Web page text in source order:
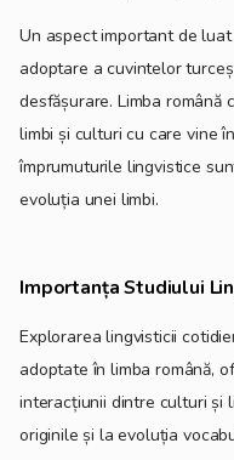
Un aspect important de
adoptare a cuvintelor
desfășurare. Limba
limbi și culturi cu care vine
împrumuturile lingvistice
evoluția unei limbi.
Importanța Studiului
Explorarea lingvisticii
adoptate în limba română,
interacțiunii dintre culturi și
originile și la evoluția